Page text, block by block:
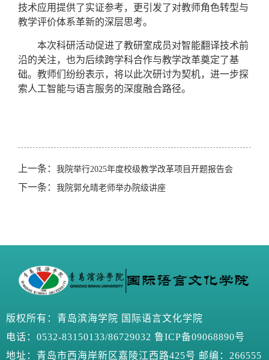
技术应用提供了实证参考，更引发了对教师角色转型与
教学评价体系革新的深层思考。
本次科研活动促进了教研室成员对智能翻译技术前
沿的关注，也为后续跨学科合作与教学改革奠定了基
础。教师们纷纷表示，将以此次研讨为契机，进一步探
索人工智能与语言服务的深度融合路径。
上一条： 我院举行2025年度校级教学改革项目开题报告会
下一条： 我院郭允晴老师举办院级讲座
版权所有 ：青岛滨海学院 国际语言文化学院
电话：0532-83150133/86729032 鲁ICP备09068890号
地址：青岛市西海岸新区嘉陵江西路425号 邮编：266555